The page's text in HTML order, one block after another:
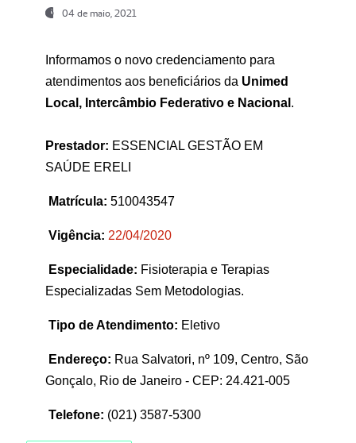
04 de maio, 2021
Informamos o novo credenciamento para
atendimentos aos beneficiários da Unimed
Local, Intercâmbio Federativo e Nacional .
Prestador: ESSENCIAL GESTÃO EM
SAÚDE ERELI
Matrícula: 510043547
Vigência: 22/04/2020
Especialidade: Fisioterapia e Terapias
Especializadas Sem Metodologias.
Tipo de Atendimento: Eletivo
Endereço: Rua Salvatori, nº 109, Centro, São
Gonçalo, Rio de Janeiro - CEP: 24.421-005
Telefone: (021) 3587-5300